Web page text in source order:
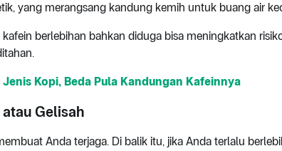
yang merangsang kandung kemih untuk buang air
berlebihan bahkan diduga bisa meningkatkan
Jenis Kopi, Beda Pula Kandungan Kafeinnya
Gelisah
Anda terjaga. Di balik itu, jika Anda terlalu